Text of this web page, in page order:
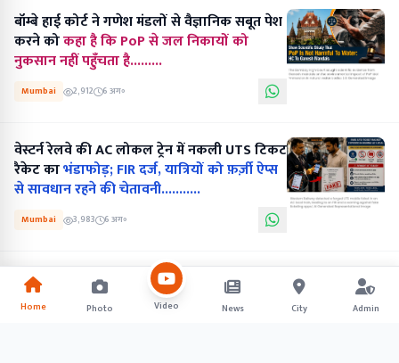
बॉम्बे हाई कोर्ट ने गणेश मंडलों से वैज्ञानिक सबूत पेश
करने कोकहा है कि PoP से जल निकायों को
नुकसान नहीं पहुँचता है.........
Mumbai 2,912 6 अग॰
वेस्टर्न रेलवे की AC लोकल ट्रेन में नकली UTS टिकट
रैकेट काभंडाफोड़; FIR दर्ज, यात्रियों को फ़र्ज़ी ऐप्स
से सावधान रहने की चेतावनी...........
Mumbai 3,983 6 अग॰
Home Photo Video News City Admin